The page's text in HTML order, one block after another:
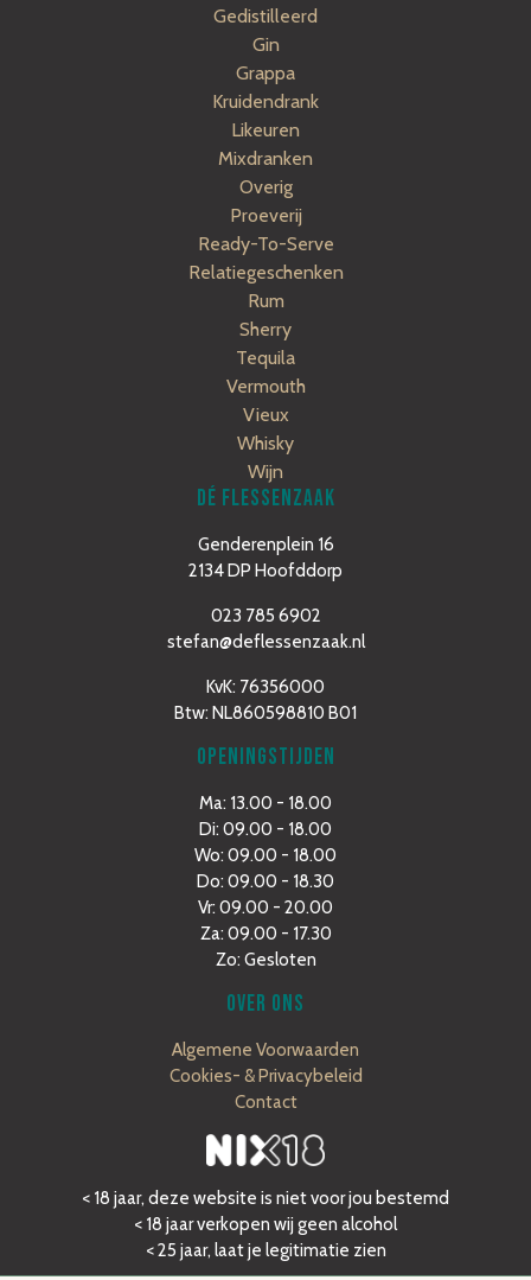
Gedistilleerd
Gin
Grappa
Kruidendrank
Likeuren
Mixdranken
Overig
Proeverij
Ready-To-Serve
Relatiegeschenken
Rum
Sherry
Tequila
Vermouth
Vieux
Whisky
Wijn
DÉ FLESSENZAAK
Genderenplein 16
2134 DP Hoofddorp
023 785 6902
stefan@deflessenzaak.nl
KvK: 76356000
Btw: NL860598810 B01
OPENINGSTIJDEN
Ma: 13.00 - 18.00
Di: 09.00 - 18.00
Wo: 09.00 - 18.00
Do: 09.00 - 18.30
Vr: 09.00 - 20.00
Za: 09.00 - 17.30
Zo: Gesloten
OVER ONS
Algemene Voorwaarden
Cookies- & Privacybeleid
Contact
< 18 jaar, deze website is niet voor jou bestemd
< 18 jaar verkopen wij geen alcohol
< 25 jaar, laat je legitimatie zien